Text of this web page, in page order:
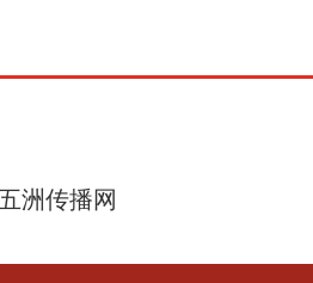
五洲传播网